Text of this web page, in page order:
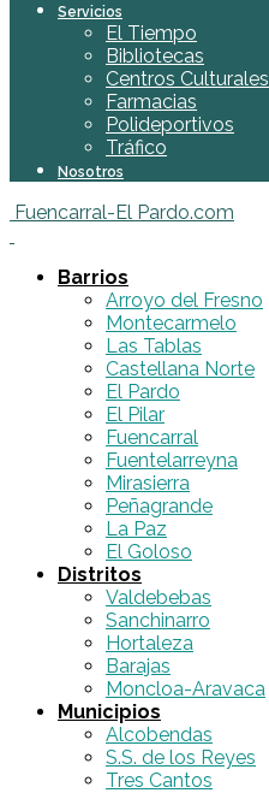
Servicios
El Tiempo
Bibliotecas
Centros Culturales
Farmacias
Polideportivos
Tráfico
Nosotros
Fuencarral-El Pardo.com
Barrios
Arroyo del Fresno
Montecarmelo
Las Tablas
Castellana Norte
El Pardo
El Pilar
Fuencarral
Fuentelarreyna
Mirasierra
Peñagrande
La Paz
El Goloso
Distritos
Valdebebas
Sanchinarro
Hortaleza
Barajas
Moncloa-Aravaca
Municipios
Alcobendas
S.S. de los Reyes
Tres Cantos